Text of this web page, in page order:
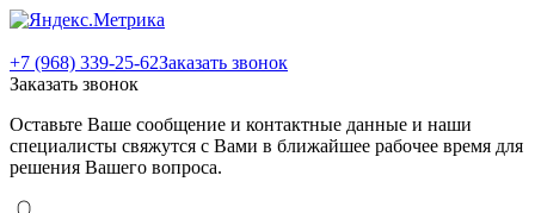
+7 (968) 339-25-62Заказать звонок
Заказать звонок
Оставьте Ваше сообщение и контактные данные и наши
специалисты свяжутся с Вами в ближайшее рабочее время для
решения Вашего вопроса.